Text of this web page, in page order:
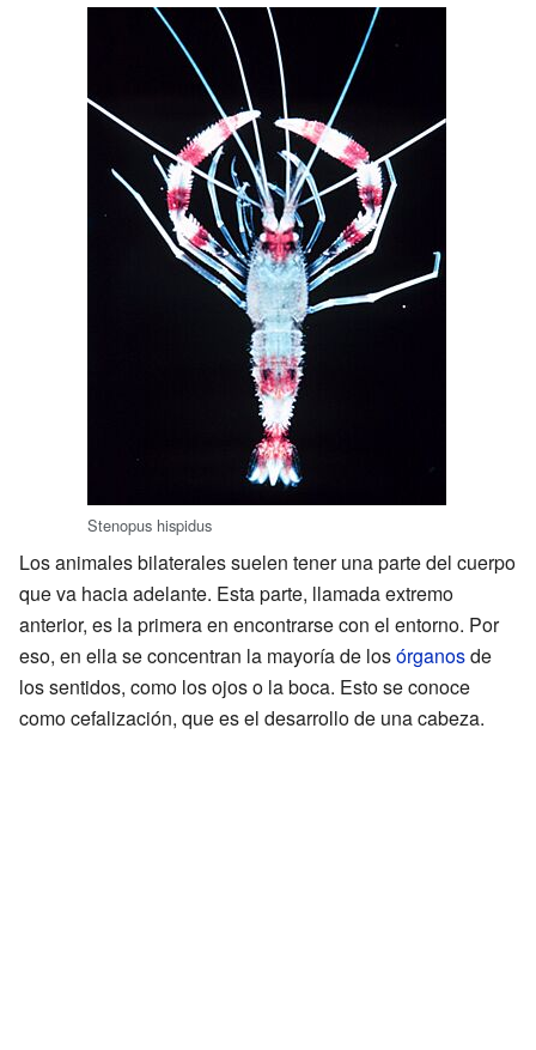
Stenopus hispidus
Los animales bilaterales suelen tener una parte del cuerpo
que va hacia adelante. Esta parte, llamada extremo
anterior, es la primera en encontrarse con el entorno. Por
eso, en ella se concentran la mayoría de losórganosde
los sentidos, como los ojos o la boca. Esto se conoce
como cefalización, que es el desarrollo de una cabeza.